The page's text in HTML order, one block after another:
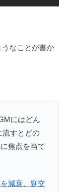
うなことが書か
にはどん
流すとどの
焦点を当て
減衰、副交